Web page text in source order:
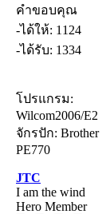
คำขอบคุณ
-ได้ให้: 1124
-ได้รับ: 1334
โปรแกรม:
Wilcom2006/E2
จักรปัก: Brother
PE770
JTC
I am the wind
Hero Member